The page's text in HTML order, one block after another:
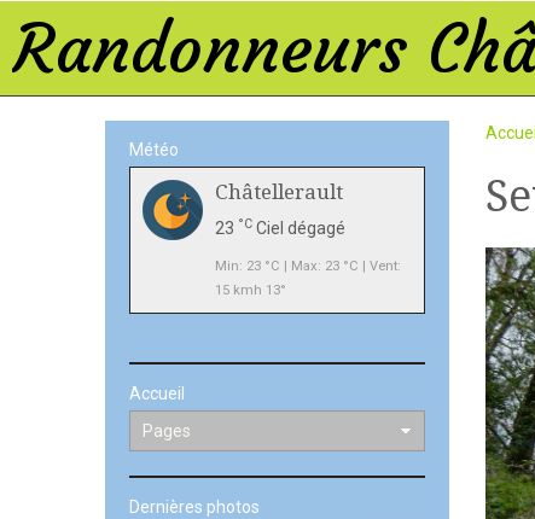
Randonneurs
Accueil
Météo
Châtellerault
23 °C Ciel dégagé
Min: 23 °C | Max: 23 °C | Vent:
15 kmh 13°
Accueil
Dernières photos